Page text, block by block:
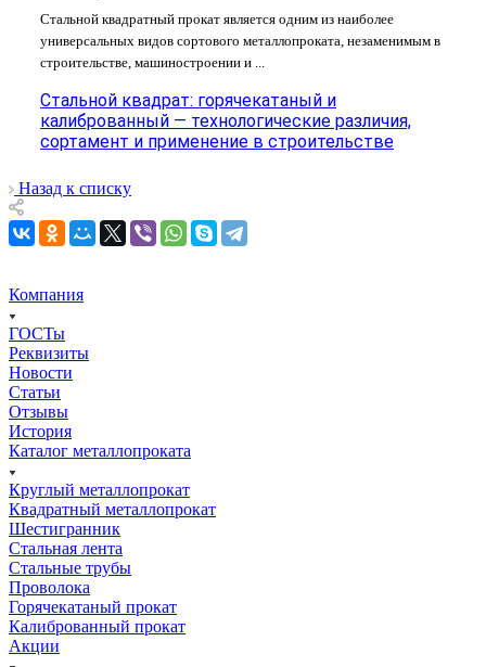
Стальной квадратный прокат является одним из наиболее
универсальных видов сортового металлопроката, незаменимым в
строительстве, машиностроении и ...
Стальной квадрат: горячекатаный и
калиброванный — технологические различия,
сортамент и применение в строительстве
Назад к списку
Компания
ГОСТы
Реквизиты
Новости
Статьи
Отзывы
История
Каталог металлопроката
Круглый металлопрокат
Квадратный металлопрокат
Шестигранник
Стальная лента
Стальные трубы
Проволока
Горячекатаный прокат
Калиброванный прокат
Акции